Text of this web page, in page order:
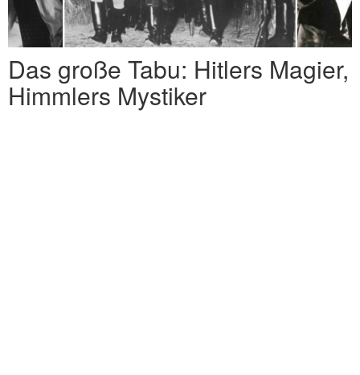
Das große Tabu: Hitlers Magier,
Himmlers Mystiker